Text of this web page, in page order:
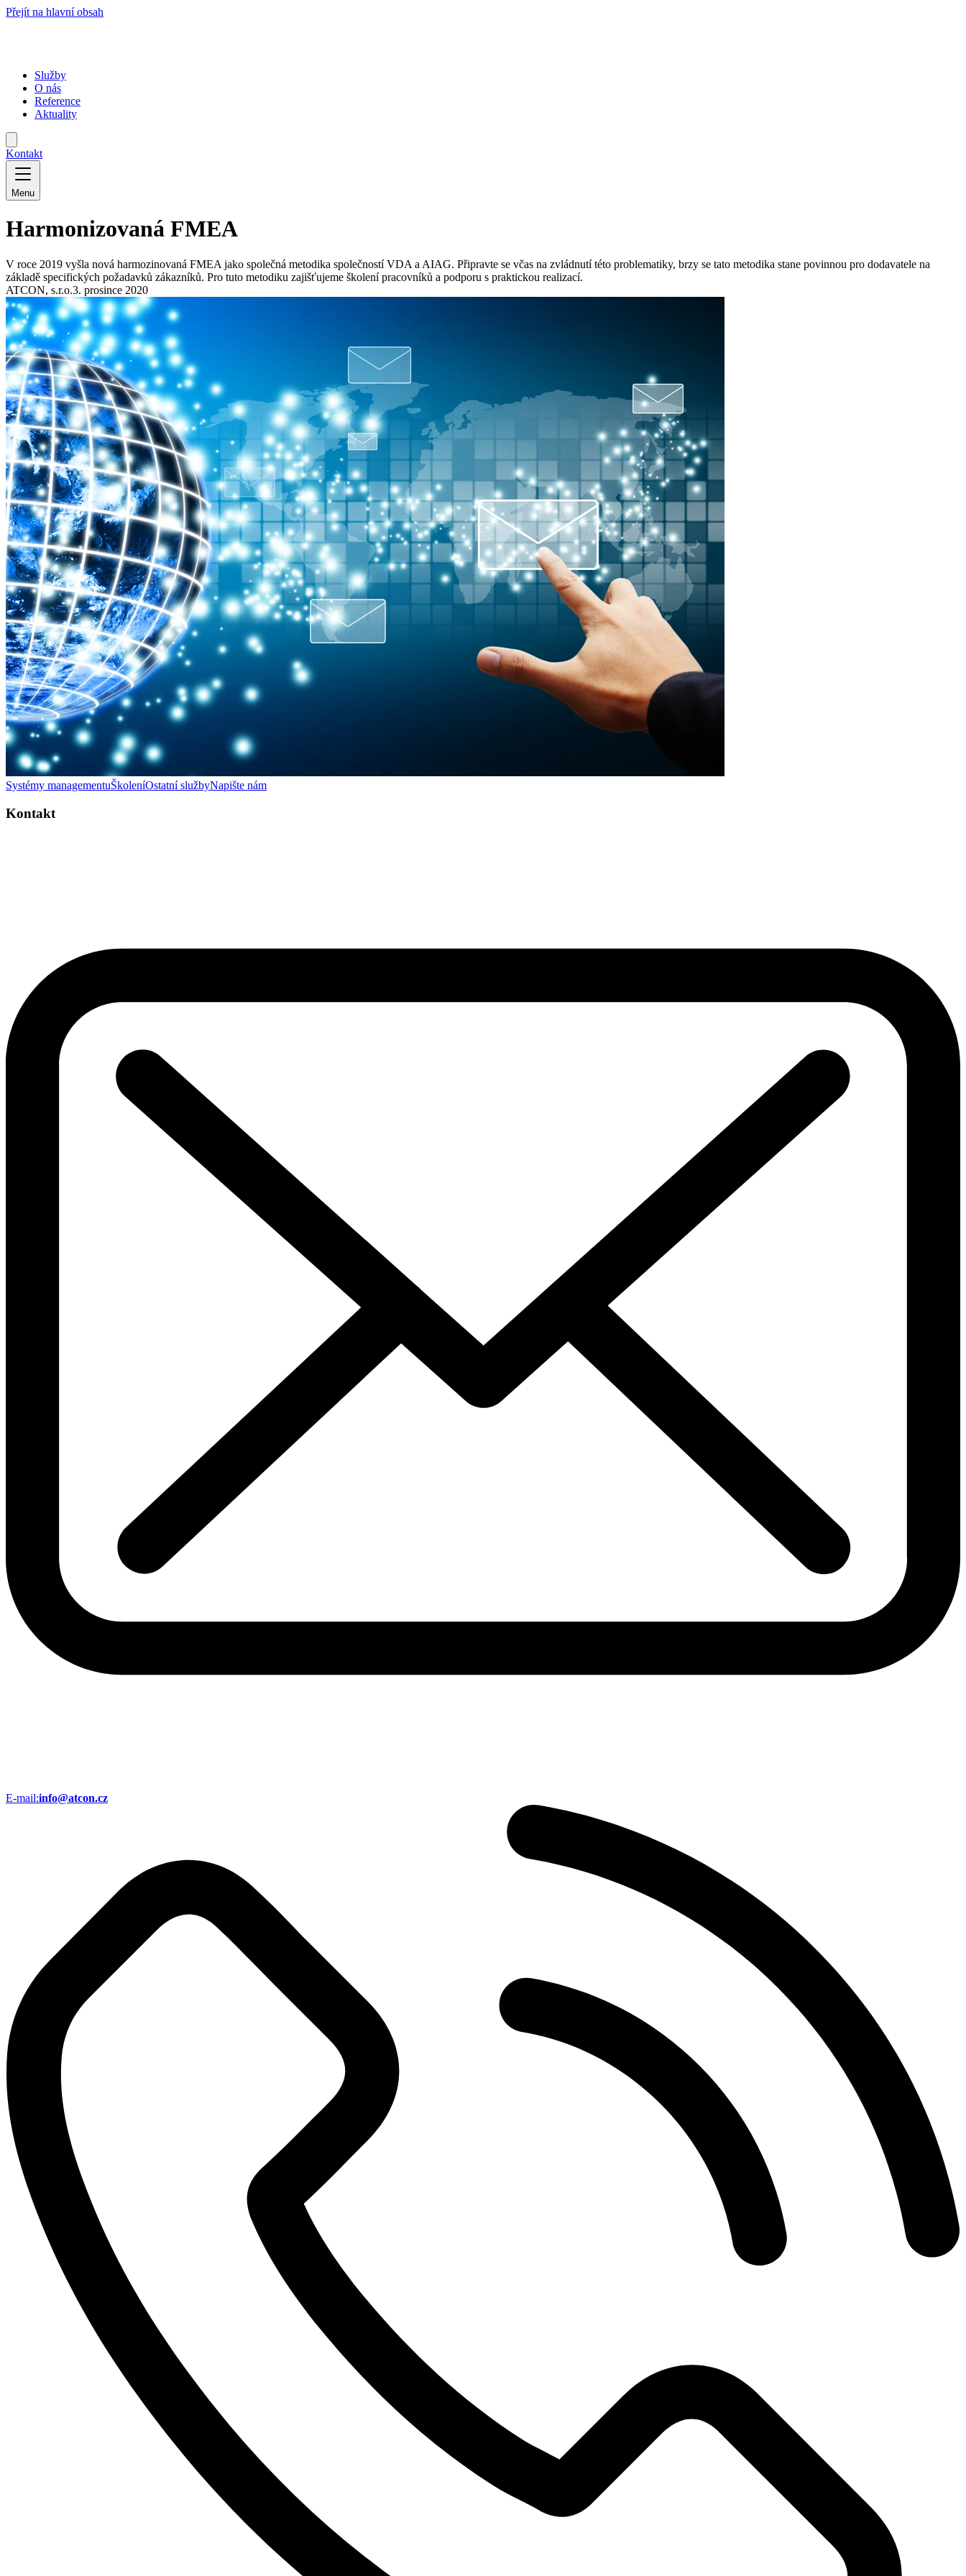
Přejít na hlavní obsah
Služby
O nás
Reference
Aktuality
Kontakt
Menu
Harmonizovaná FMEA
V roce 2019 vyšla nová harmozinovaná FMEA jako společná metodika společností VDA a AIAG. Připravte se včas na zvládnutí této problematiky, brzy se tato metodika stane povinnou pro dodavatele na
základě specifických požadavků zákazníků. Pro tuto metodiku zajišťujeme školení pracovníků a podporu s praktickou realizací.
ATCON, s.r.o.3. prosince 2020
Systémy managementuŠkoleníOstatní službyNapište nám
Kontakt
E-mail:info@atcon.cz